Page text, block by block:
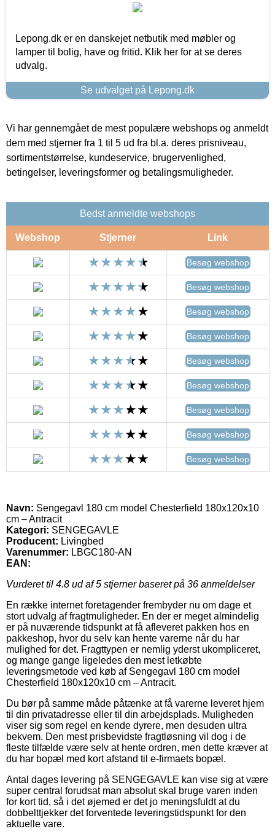
Lepong.dk er en danskejet netbutik med møbler og
lamper til bolig, have og fritid. Klik her for at se deres
udvalg.
Se udvalget på Lepong.dk
Vi har gennemgået de mest populære webshops og anmeldt
dem med stjerner fra 1 til 5 ud fra bl.a. deres prisniveau,
sortimentstørrelse, kundeservice, brugervenlighed,
betingelser, leveringsformer og betalingsmuligheder.
Bedst anmeldte webshops
Webshop Stjerner Link
Besøg webshop
Besøg webshop
Besøg webshop
Besøg webshop
Besøg webshop
Besøg webshop
Besøg webshop
Besøg webshop
Besøg webshop
Navn: Sengegavl 180 cm model Chesterfield 180x120x10
cm – Antracit
Kategori: SENGEGAVLE
Producent: Livingbed
Varenummer: LBGC180-AN
EAN:
Vurderet til 4.8 ud af 5 stjerner baseret på 36 anmeldelser
En række internet foretagender frembyder nu om dage et
stort udvalg af fragtmuligheder. En der er meget almindelig
er på nuværende tidspunkt at få afleveret pakken hos en
pakkeshop, hvor du selv kan hente varerne når du har
mulighed for det. Fragttypen er nemlig yderst ukompliceret,
og mange gange ligeledes den mest letkøbte
leveringsmetode ved køb af Sengegavl 180 cm model
Chesterfield 180x120x10 cm – Antracit.
Du bør på samme måde påtænke at få varerne leveret hjem
til din privatadresse eller til din arbejdsplads. Muligheden
viser sig som regel en kende dyrere, men desuden ultra
bekvem. Den mest prisbevidste fragtløsning vil dog i de
fleste tilfælde være selv at hente ordren, men dette kræver at
du har bopæl med kort afstand til e-firmaets bopæl.
Antal dages levering på SENGEGAVLE kan vise sig at være
super central forudsat man absolut skal bruge varen inden
for kort tid, så i det øjemed er det jo meningsfuldt at du
dobbelttjekker det forventede leveringstidspunkt for den
aktuelle vare.